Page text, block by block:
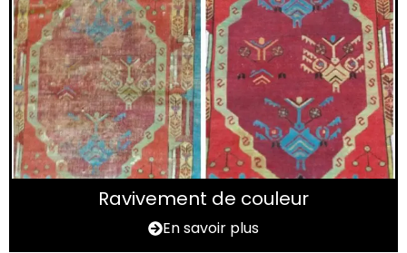
Ravivement de couleur
En savoir plus